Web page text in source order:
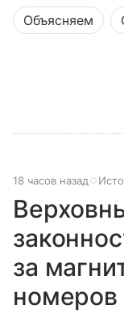
Объясняем
18 часов назад
за
номеров